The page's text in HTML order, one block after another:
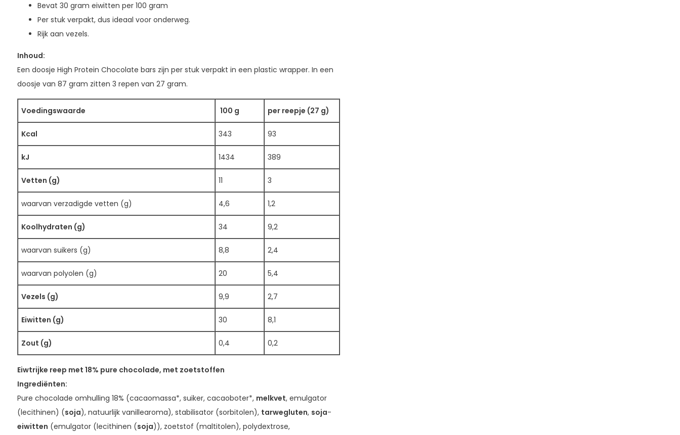
Bevat 30 gram eiwitten per 100 gram
Per stuk verpakt, dus ideaal voor onderweg.
Rijk aan vezels.
Inhoud:
Een doosje High Protein Chocolate bars zijn per stuk verpakt in een plastic wrapper. In een
doosje van 87 gram zitten 3 repen van 27 gram.
Voedingswaarde 100 g per reepje (27 g)
Kcal 343 93
kJ 1434 389
Vetten (g) 11 3
waarvan verzadigde vetten (g) 4,6 1,2
Koolhydraten (g) 34 9,2
waarvan suikers (g) 8,8 2,4
waarvan polyolen (g) 20 5,4
Vezels (g) 9,9 2,7
Eiwitten (g) 30 8,1
Zout (g) 0,4 0,2
Eiwtrijke reep met 18% pure chocolade, met zoetstoffen
Ingrediënten:
Pure chocolade omhulling 18% (cacaomassa*, suiker, cacaoboter*, melkvet, emulgator
(lecithinen) (soja), natuurlijk vanillearoma), stabilisator (sorbitolen), tarwegluten, soja-
eiwitten (emulgator (lecithinen (soja)), zoetstof (maltitolen), polydextrose,